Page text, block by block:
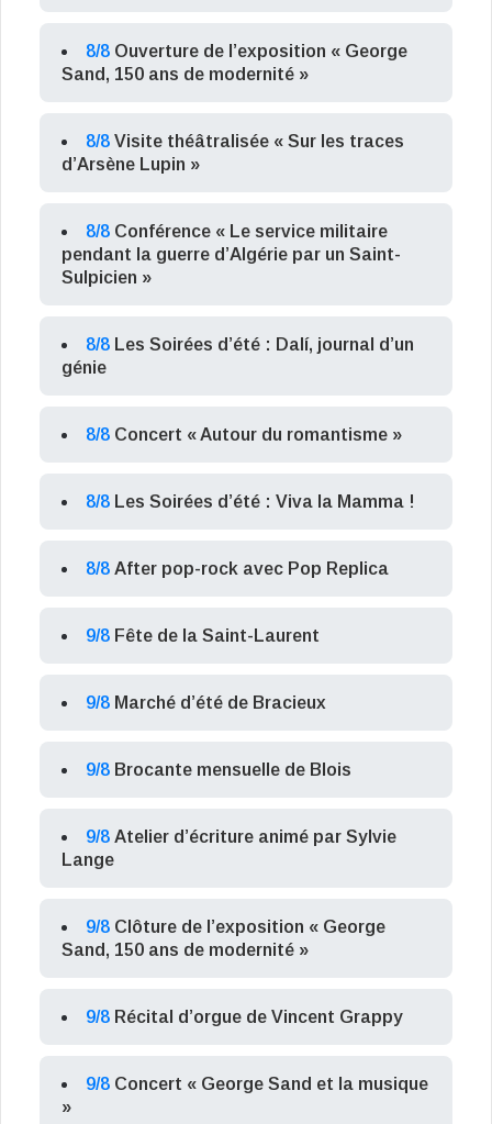
8/8 Ouverture de l’exposition « George
Sand, 150 ans de modernité »
8/8 Visite théâtralisée « Sur les traces
d’Arsène Lupin »
8/8 Conférence « Le service militaire
pendant la guerre d’Algérie par un Saint-
Sulpicien »
8/8 Les Soirées d’été : Dalí, journal d’un
génie
8/8 Concert « Autour du romantisme »
8/8 Les Soirées d’été : Viva la Mamma !
8/8 After pop-rock avec Pop Replica
9/8 Fête de la Saint-Laurent
9/8 Marché d’été de Bracieux
9/8 Brocante mensuelle de Blois
9/8 Atelier d’écriture animé par Sylvie
Lange
9/8 Clôture de l’exposition « George
Sand, 150 ans de modernité »
9/8 Récital d’orgue de Vincent Grappy
9/8 Concert « George Sand et la musique
»